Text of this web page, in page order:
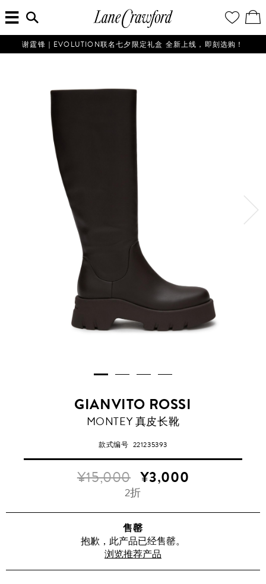
佛
探
的
愿
望
清
单
看
／
修
购
单
入
搜
索
信
息...
谢霆锋｜EVOLUTION联名七夕限定礼盒 全新上线，即刻选购！
GIANVITO ROSSI
MONTEY 真皮长靴
款式编号 221235393
¥15,000 ¥3,000
2折
售罄
抱歉，此产品已经售罄。
浏览推荐产品